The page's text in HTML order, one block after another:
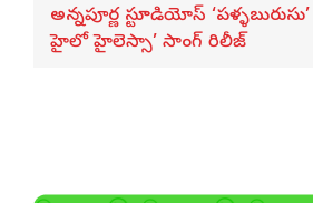
అన్నపూర్ణ స్టూడియోస్
హైలో హైలెస్సా’ సాంగ్ రిలీజ్